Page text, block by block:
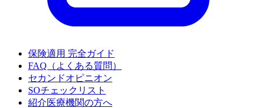
保険適用 完全ガイド
FAQ（よくある質問）
セカンドオピニオン
SOチェックリスト
紹介医療機関の方へ